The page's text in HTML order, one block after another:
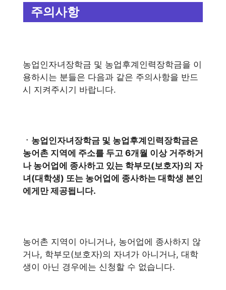
주의사항
농업인자녀장학금 및 농업후계인력장학금을 이
용하시는 분들은 다음과 같은 주의사항을 반드
시 지켜주시기 바랍니다.
ㆍ농업인자녀장학금 및 농업후계인력장학금은
농어촌 지역에 주소를 두고 6개월 이상 거주하거
나 농어업에 종사하고 있는 학부모(보호자)의 자
녀(대학생) 또는 농어업에 종사하는 대학생 본인
에게만 제공됩니다.
농어촌 지역이 아니거나, 농어업에 종사하지 않
거나, 학부모(보호자)의 자녀가 아니거나, 대학
생이 아닌 경우에는 신청할 수 없습니다.